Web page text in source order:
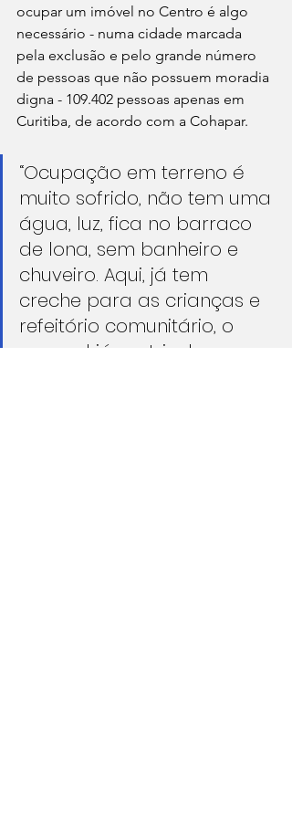
ocupar um imóvel no Centro é algo
necessário - numa cidade marcada
pela exclusão e pelo grande número
de pessoas que não possuem moradia
digna - 109.402 pessoas apenas em
Curitiba, de acordo com a Cohapar.
“Ocupação em terreno é
muito sofrido, não tem uma
água, luz, fica no barraco
de lona, sem banheiro e
chuveiro. Aqui, já tem
creche para as crianças e
refeitório comunitário, o
pessoal já matriculou a